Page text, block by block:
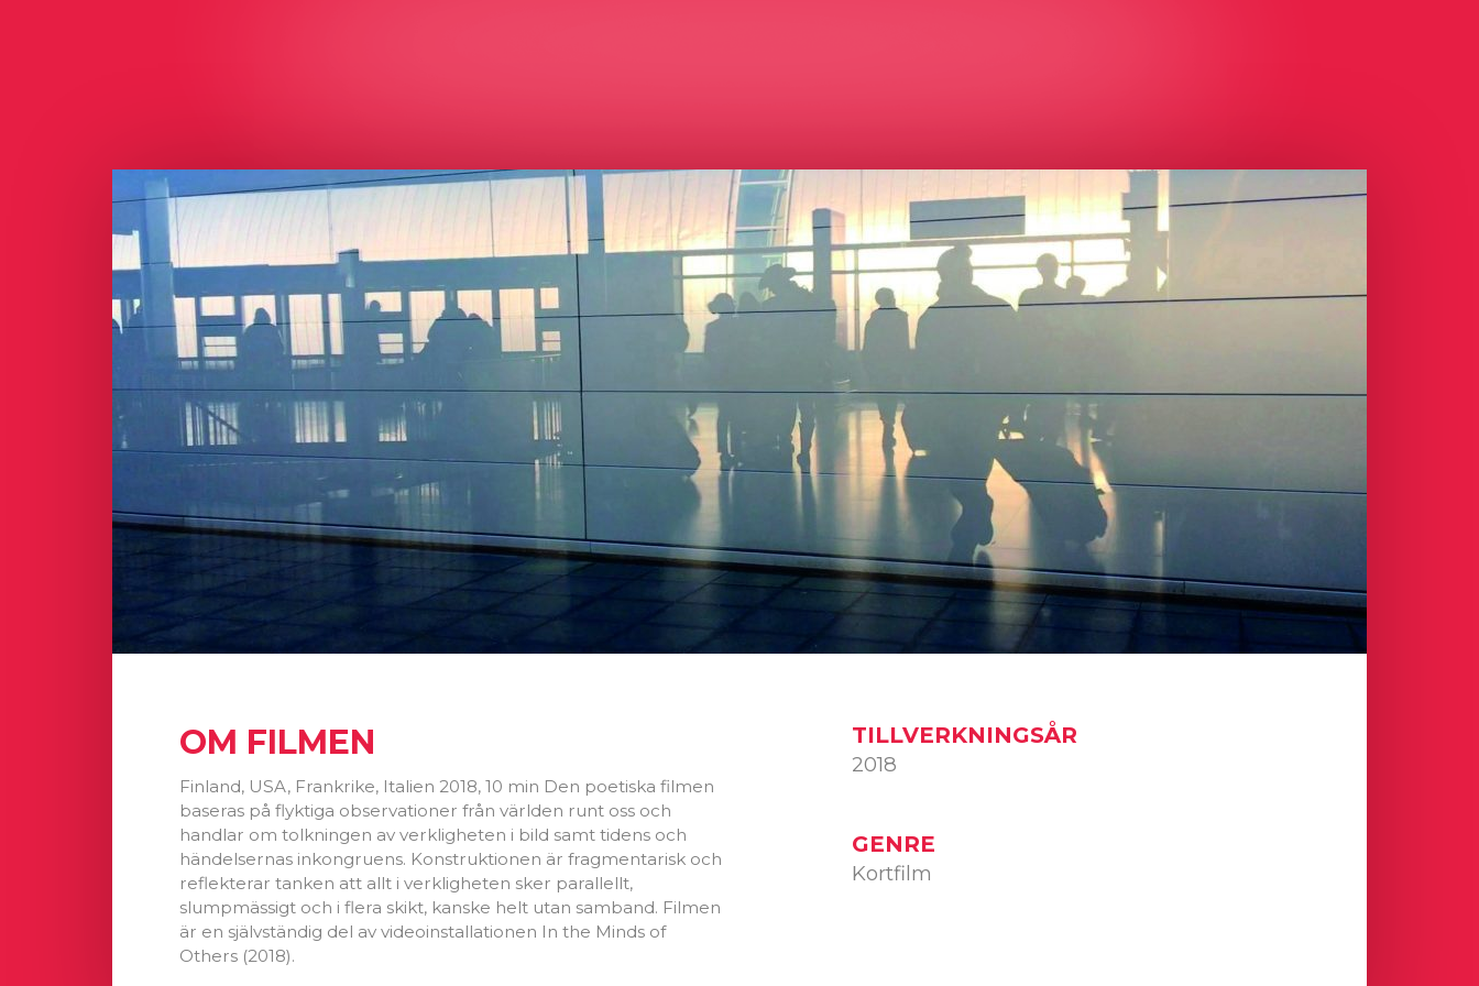
OM FILMEN
Finland, USA, Frankrike, Italien 2018, 10 min Den poetiska filmen
baseras på flyktiga observationer från världen runt oss och
handlar om tolkningen av verkligheten i bild samt tidens och
händelsernas inkongruens. Konstruktionen är fragmentarisk och
reflekterar tanken att allt i verkligheten sker parallellt,
slumpmässigt och i flera skikt, kanske helt utan samband. Filmen
är en självständig del av videoinstallationen In the Minds of
Others (2018).
TILLVERKNINGSÅR
2018
GENRE
Kortfilm